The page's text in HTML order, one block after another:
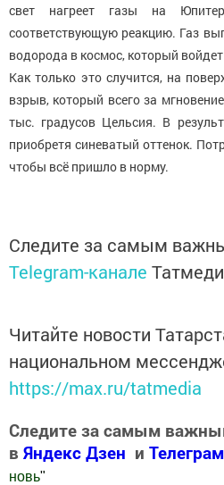
свет нагреет газы на
соответствующую реакцию. Газ
водорода в космос, который
Как только это случится, на
взрыв, который всего за
тыс. градусов Цельсия. В
приобретя синеватый оттенок.
чтобы всё пришло в норму.
Следите за самым
Telegram-канале
Читайте новости
национальном
https://max.ru/tatmedia
Следите за самым
в Яндекс Дзен и
новь"